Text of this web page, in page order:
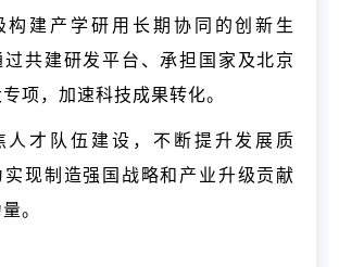
构建产学研用长期协同的创新生
过共建研发平台、承担国家及北京
项，加速科技成果转化。
人才队伍建设，不断提升发展质
实现制造强国战略和产业升级贡献
。